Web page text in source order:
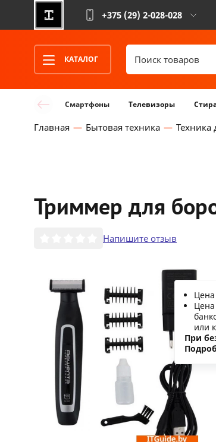
+375 (29) 2-028-028
КАТАЛОГ
Смартфоны Телевизоры
Главная Бытовая техника Техника
Триммер для
Напишите отзыв
Цена
или
При